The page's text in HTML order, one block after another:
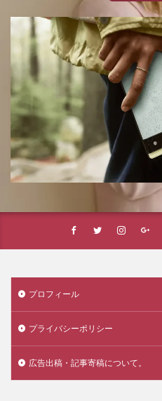
プロフィール
プライバシーポリシー
広告出稿・記事寄稿について。